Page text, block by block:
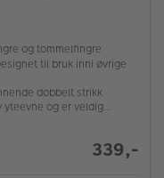
og tommelfingre
til bruk inni øvrige
dobbelt strikk
yteevne og er veldig
339,-